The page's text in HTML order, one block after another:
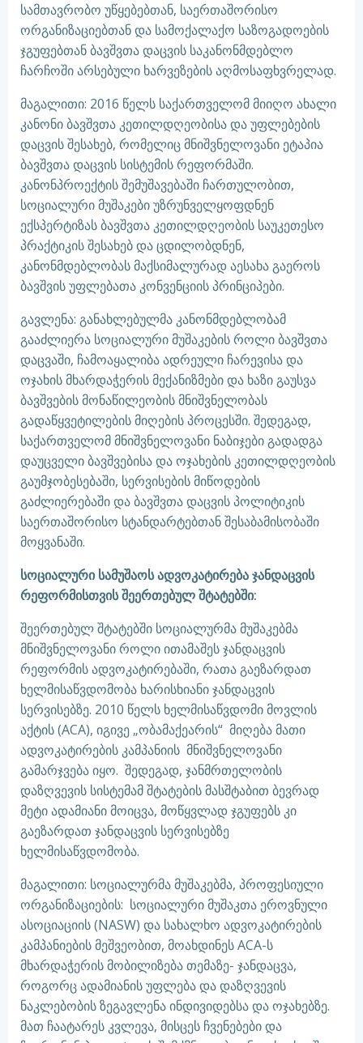
სამთავრობო უწყებებთან, საერთაშორისო
ორგანიზაციებთან და სამოქალაქო საზოგადოების
ჯგუფებთან ბავშვთა დაცვის საკანონმდებლო
ჩარჩოში არსებული ხარვეზების აღმოსაფხვრელად.
მაგალითი: 2016 წელს საქართველომ მიიღო ახალი
კანონი ბავშვთა კეთილდღეობისა და უფლებების
დაცვის შესახებ, რომელიც მნიშვნელოვანი ეტაპია
ბავშვთა დაცვის სისტემის რეფორმაში.
კანონპროექტის შემუშავებაში ჩართულობით,
სოციალური მუშაკები უზრუნველყოფდნენ
ექსპერტიზას ბავშვთა კეთილდღეობის საუკეთესო
პრაქტიკის შესახებ და ცდილობდნენ,
კანონმდებლობას მაქსიმალურად აესახა გაეროს
ბავშვის უფლებათა კონვენციის პრინციპები.
გავლენა: განახლებულმა კანონმდებლობამ
გააძლიერა სოციალური მუშაკების როლი ბავშვთა
დაცვაში, ჩამოაყალიბა ადრეული ჩარევისა და
ოჯახის მხარდაჭერის მექანიზმები და ხაზი გაუსვა
ბავშვების მონაწილეობის მნიშვნელობას
გადაწყვეტილების მიღების პროცესში. შედეგად,
საქართველომ მნიშვნელოვანი ნაბიჯები გადადგა
დაუცველი ბავშვებისა და ოჯახების კეთილდღეობის
გაუმჯობესებაში, სერვისების მიწოდების
გაძლიერებაში და ბავშვთა დაცვის პოლიტიკის
საერთაშორისო სტანდარტებთან შესაბამისობაში
მოყვანაში.
სოციალური სამუშაოს ადვოკატირება ჯანდაცვის
რეფორმისთვის შეერთებულ შტატებში:
შეერთებულ შტატებში სოციალურმა მუშაკებმა
მნიშვნელოვანი როლი ითამაშეს ჯანდაცვის
რეფორმის ადვოკატირებაში, რათა გაეზარდათ
ხელმისაწვდომობა ხარისხიანი ჯანდაცვის
სერვისებზე. 2010 წელს ხელმისაწვდომი მოვლის
აქტის (ACA), იგივე „ობამაქეარის“ მიღება მათი
ადვოკატირების კამპანიის მნიშვნელოვანი
გამარჯვება იყო. შედეგად, ჯანმრთელობის
დაზღვევის სისტემამ შტატების მასშტაბით ბევრად
მეტი ადამიანი მოიცვა, მოწყვლად ჯგუფებს კი
გაეზარდათ ჯანდაცვის სერვისებზე
ხელმისაწვდომობა.
მაგალითი: სოციალურმა მუშაკებმა, პროფესიული
ორგანიზაციების: სოციალური მუშაკთა ეროვნული
ასოციაციის (NASW) და სახალხო ადვოკატირების
კამპანიების მეშვეობით, მოახდინეს ACA-ს
მხარდაჭერის მობილიზება თემაზე- ჯანდაცვა,
როგორც ადამიანის უფლება და დაზღვევის
ნაკლებობის ზეგავლენა ინდივიდებსა და ოჯახებზე.
მათ ჩაატარეს კვლევა, მისცეს ჩვენებები და